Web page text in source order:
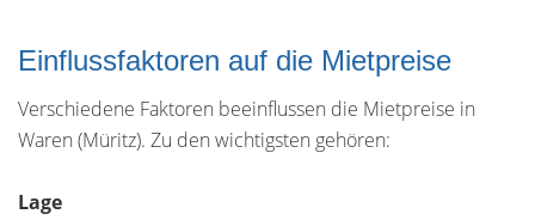
Einflussfaktoren auf die Mietpreise
Verschiedene Faktoren beeinflussen die Mietpreise in
Waren (Müritz). Zu den wichtigsten gehören:
Lage